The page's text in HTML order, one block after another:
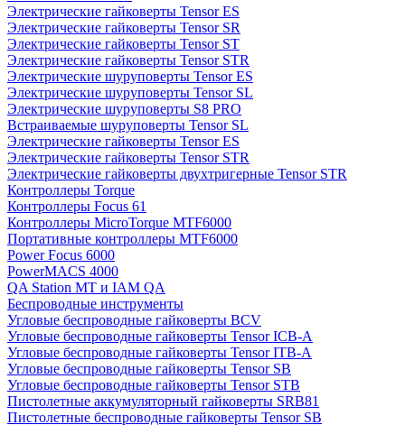
Электрические гайковерты Tensor ES
Электрические гайковерты Tensor SR
Электрические гайковерты Tensor ST
Электрические гайковерты Tensor STR
Электрические шуруповерты Tensor ES
Электрические шуруповерты Tensor SL
Электрические шуруповерты S8 PRO
Встраиваемые шуруповерты Tensor SL
Электрические гайковерты Tensor ES
Электрические гайковерты Tensor STR
Электрические гайковерты двухтригерные Tensor STR
Контроллеры Torque
Контроллеры Focus 61
Контроллеры MicroTorque MTF6000
Портативные контроллеры MTF6000
Power Focus 6000
PowerMACS 4000
QA Station MT и IAM QA
Беспроводные инструменты
Угловые беспроводные гайковерты BCV
Угловые беспроводные гайковерты Tensor ICB-A
Угловые беспроводные гайковерты Tensor ITB-A
Угловые беспроводные гайковерты Tensor SB
Угловые беспроводные гайковерты Tensor STB
Пистолетные аккумуляторный гайковерты SRB81
Пистолетные беспроводные гайковерты Tensor SB